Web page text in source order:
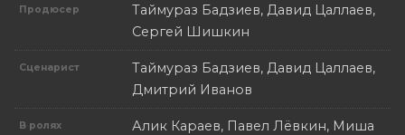
Продюсер
Таймураз Бадзиев, Давид Цаллаев,
Сергей Шишкин
Сценарист
Таймураз Бадзиев, Давид Цаллаев,
Дмитрий Иванов
В ролях
Алик Караев, Павел Лёвкин, Миша